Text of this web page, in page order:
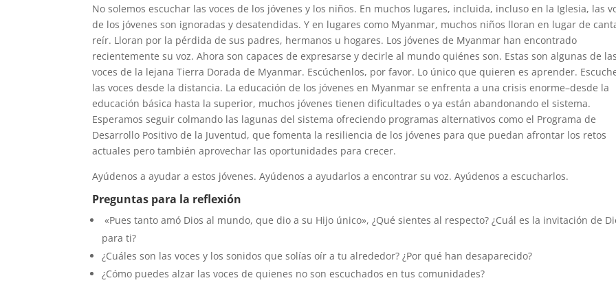
No solemos escuchar las voces de los jóvenes y los niños. En muchos lugares, incluida, incluso en la Iglesia, las
de los jóvenes son ignoradas y desatendidas. Y en lugares como Myanmar, muchos niños lloran en lugar de
reír. Lloran por la pérdida de sus padres, hermanos u hogares. Los jóvenes de Myanmar han encontrado
recientemente su voz. Ahora son capaces de expresarse y decirle al mundo quiénes son. Estas son algunas de las
voces de la lejana Tierra Dorada de Myanmar. Escúchenlos, por favor. Lo único que quieren es aprender.
las voces desde la distancia. La educación de los jóvenes en Myanmar se enfrenta a una crisis enorme–desde la
educación básica hasta la superior, muchos jóvenes tienen dificultades o ya están abandonando el sistema.
Esperamos seguir colmando las lagunas del sistema ofreciendo programas alternativos como el Programa de
Desarrollo Positivo de la Juventud, que fomenta la resiliencia de los jóvenes para que puedan afrontar los retos
actuales pero también aprovechar las oportunidades para crecer.
Ayúdenos a ayudar a estos jóvenes. Ayúdenos a ayudarlos a encontrar su voz. Ayúdenos a escucharlos.
Preguntas para la reflexión
«Pues tanto amó Dios al mundo, que dio a su Hijo único», ¿Qué sientes al respecto? ¿Cuál es la invitación de
para ti?
¿Cuáles son las voces y los sonidos que solías oír a tu alrededor? ¿Por qué han desaparecido?
¿Cómo puedes alzar las voces de quienes no son escuchados en tus comunidades?